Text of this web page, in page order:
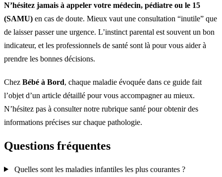
N’hésitez jamais à appeler votre médecin, pédiatre ou le 15
(SAMU) en cas de doute. Mieux vaut une consultation “inutile” que
de laisser passer une urgence. L’instinct parental est souvent un bon
indicateur, et les professionnels de santé sont là pour vous aider à
prendre les bonnes décisions.
Chez Bébé à Bord, chaque maladie évoquée dans ce guide fait
l’objet d’un article détaillé pour vous accompagner au mieux.
N’hésitez pas à consulter notre rubrique santé pour obtenir des
informations précises sur chaque pathologie.
Questions fréquentes
Quelles sont les maladies infantiles les plus courantes ?